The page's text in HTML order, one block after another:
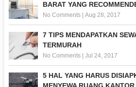
BARAT YANG
No Comments| Aug 28, 2017
7 TIPS MENDAPATKAN
TERMURAH
No Comments| Jul 24, 2017
5 HAL YANG HARUS